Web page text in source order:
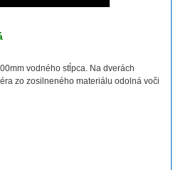
vodného stĺpca. Na dverách
zo zosilneného materiálu odolná voči